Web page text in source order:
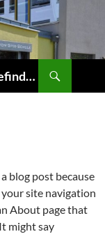
Ritter-von-Spix-Schule – Website befindet sich gerade im Umbau! Informationen sind jedoch aktuell!
blog post because
site navigation
About page that
might say